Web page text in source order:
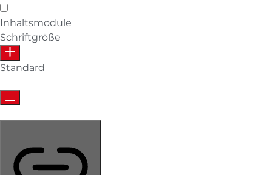
Epilepsie-sicherer Modus
Inhaltsmodule
Schriftgröße
Standard